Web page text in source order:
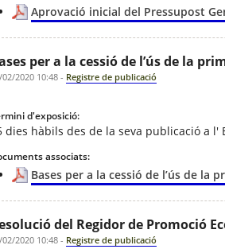
Aprovació inicial del Pressupost
per a la cessió de l’ús de la
02/2020 10:48- Registre de publicació
d'exposició:
dies hàbils des de la seva publicació a l'
associats:
Bases per a la cessió de l’ús de la
del Regidor de Promoció
02/2020 10:48- Registre de publicació